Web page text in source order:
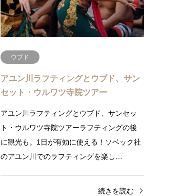
続きを読む
ウブド
アユン川ラフティングとウブド、サン
セット・ウルワツ寺院ツアー
アユン川ラフティングとウブド、サンセッ
ト・ウルワツ寺院ツアーラフティングの後
に観光も。1日が有効に使える！ソベック社
のアユン川でのラフティングを楽し…
続きを読む